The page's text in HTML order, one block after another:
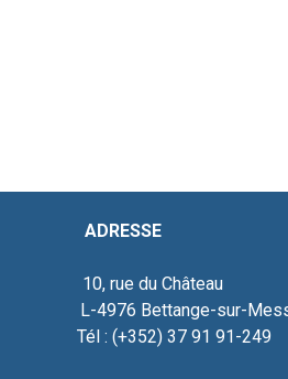
10, rue du Château
4976 Bettange-sur-
Tél : (+352) 37 91 91-249
secteur social.